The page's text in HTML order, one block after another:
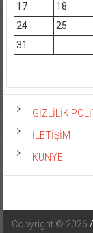
17
18
24
25
31
GİZLİLİK
İLETİŞİM
KÜNYE
Copyright © 2026